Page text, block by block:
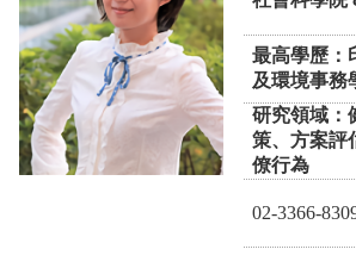
所
簡
介
公
事
所
成
最高學歷：
及環境事務
研究領域：
策、方案評
僚行為
02-3366-